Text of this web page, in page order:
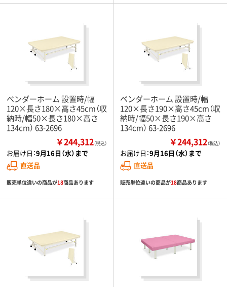
ベンダーホーム 設置時/幅
120×長さ180×高さ45cm（収
納時/幅50×長さ180×高さ
134cm） 63-2696
￥244,312（税込）
お届け日：9月16日（水）まで
直送品
販売単位違いの商品が18商品あります
ベンダーホーム 設置時/幅
120×長さ190×高さ45cm（収
納時/幅50×長さ190×高さ
134cm） 63-2696
￥244,312（税込）
お届け日：9月16日（水）まで
直送品
販売単位違いの商品が18商品あります